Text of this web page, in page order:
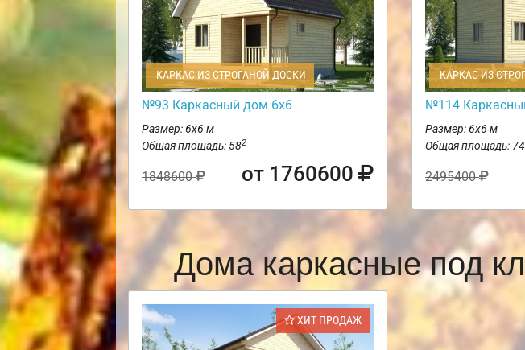
КАРКАС ИЗ СТРОГАНОЙ ДОСКИ
№93 Каркасный дом 6х6
Размер: 6х6 м
Общая площадь: 582
1848600 от 1760600
КАРКАС ИЗ
№114
Размер: 6х6 м
Общая площадь: 74
2495400
Дома каркасные под
ХИТ ПРОДАЖ